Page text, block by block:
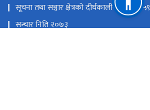
सूचना तथा सञ्चार क्षेत्रको दीर्घकालीन नीति २०५९
सन्चार निति २०७३